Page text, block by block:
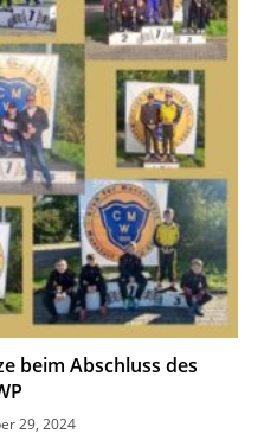
beim Abschluss des
29, 2024